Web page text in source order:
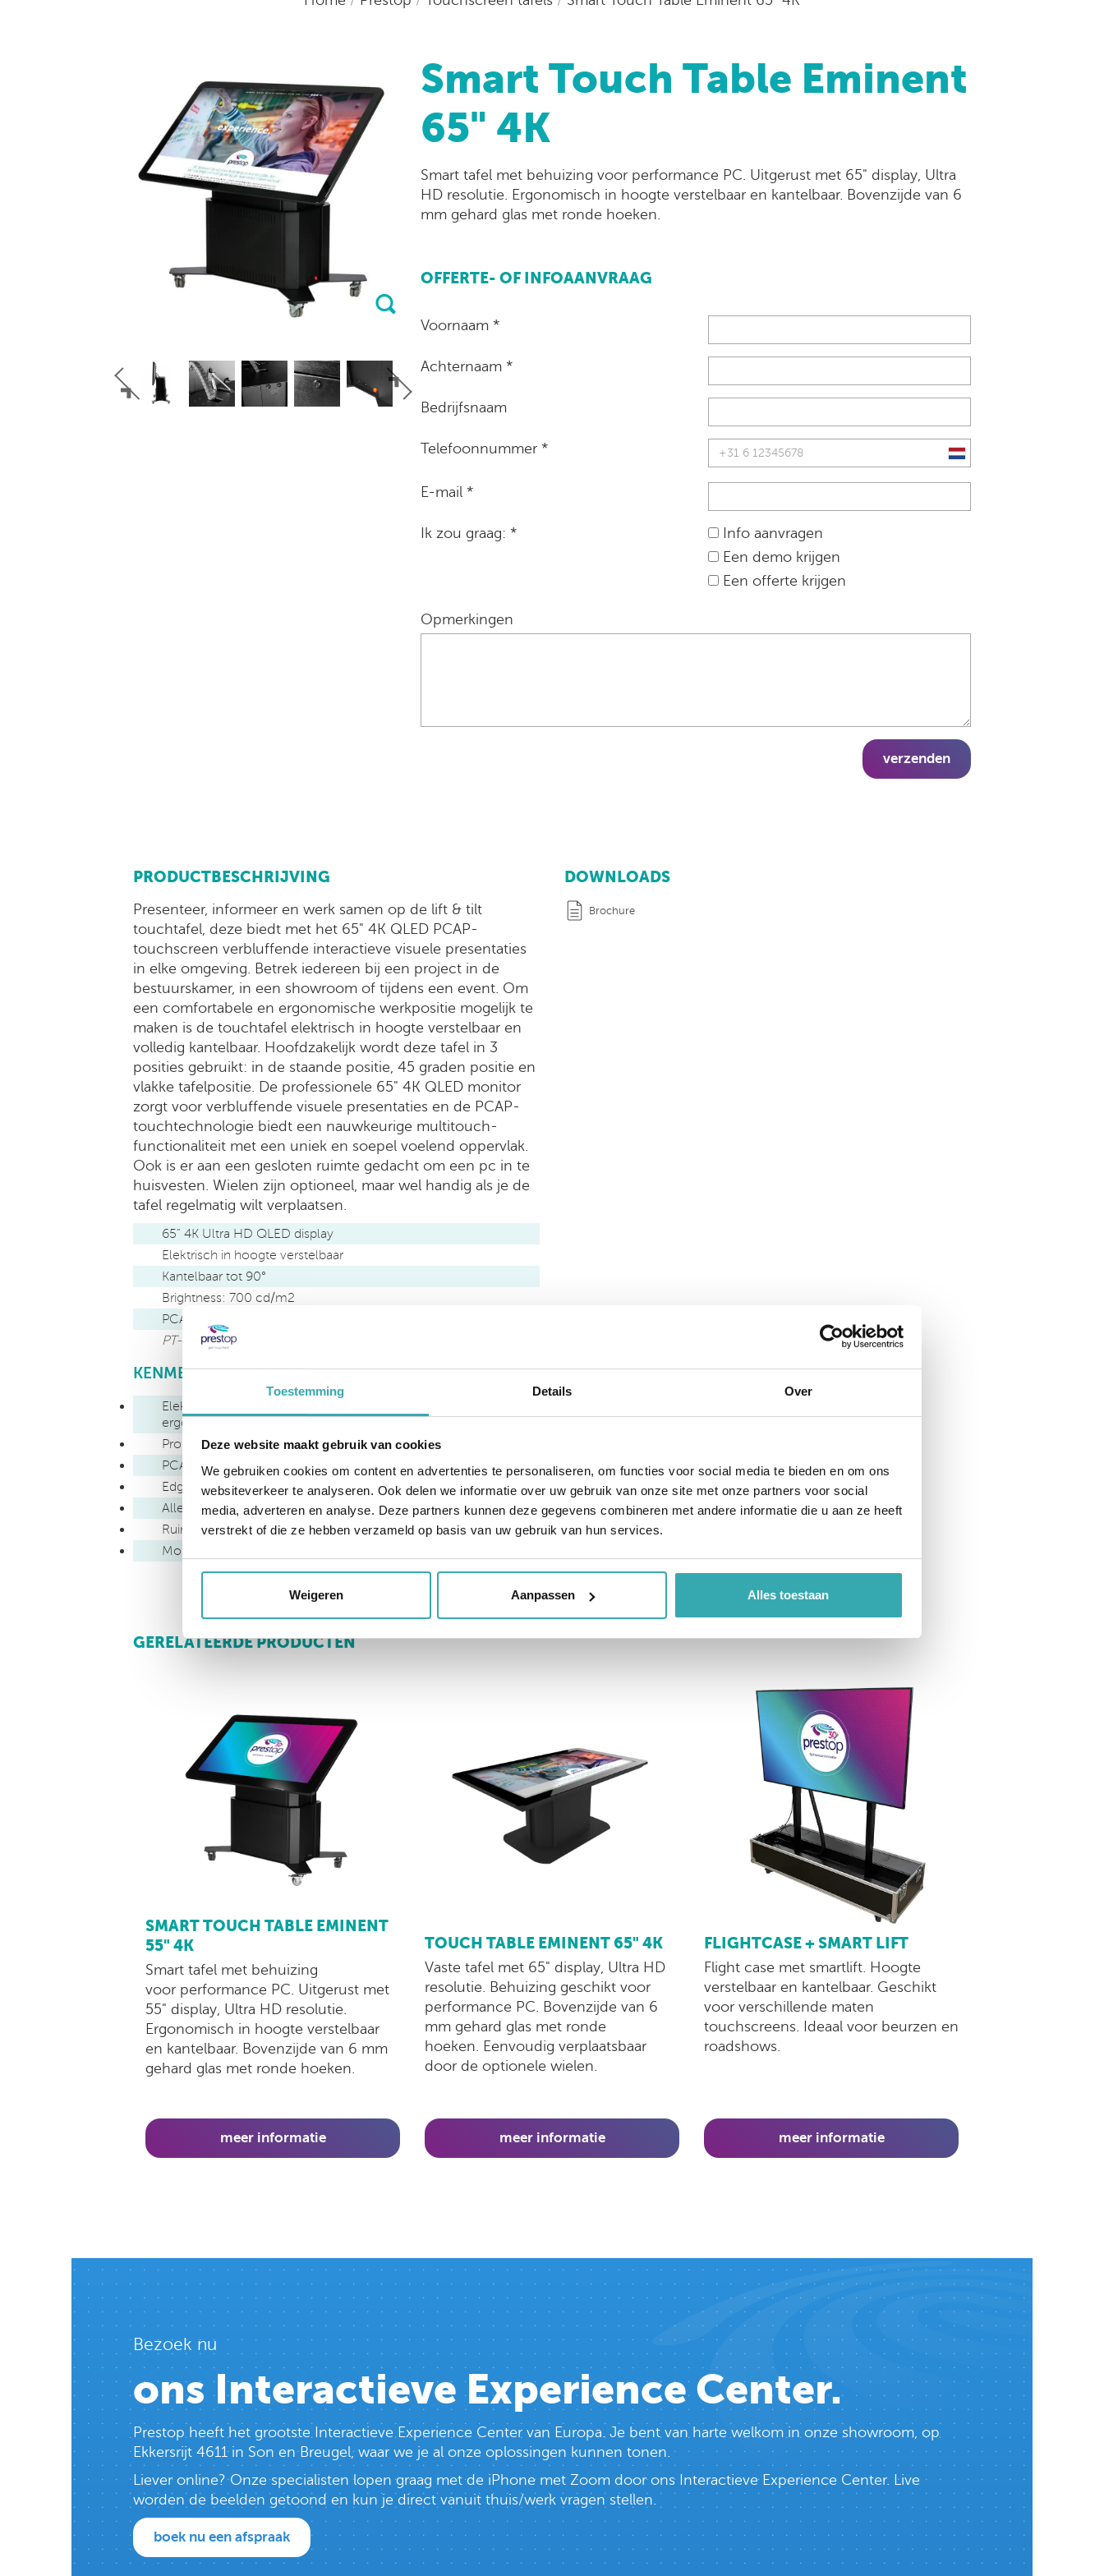
Toestemming Details Over
Deze website maakt gebruik van cookies
We gebruiken cookies om content en advertenties te personaliseren, om functies voor social media te bieden en om ons
websiteverkeer te analyseren. Ook delen we informatie over uw gebruik van onze site met onze partners voor social
media, adverteren en analyse. Deze partners kunnen deze gegevens combineren met andere informatie die u aan ze heeft
verstrekt of die ze hebben verzameld op basis van uw gebruik van hun services.
Weigeren Aanpassen Alles toestaan
Smart Touch Table Eminent
65" 4K
Smart tafel met behuizing voor performance PC. Uitgerust met 65" display, Ultra
HD resolutie. Ergonomisch in hoogte verstelbaar en kantelbaar. Bovenzijde van 6
mm gehard glas met ronde hoeken.
OFFERTE- OF INFOAANVRAAG
Voornaam *
Achternaam *
Bedrijfsnaam
Telefoonnummer *
E-mail *
Ik zou graag: *
Info aanvragen
Een demo krijgen
Een offerte krijgen
Opmerkingen
verzenden
DOWNLOADS
Brochure
PRODUCTBESCHRIJVING
Presenteer, informeer en werk samen op de lift & tilt
touchtafel, deze biedt met het 65" 4K QLED PCAP-
touchscreen verbluffende interactieve visuele presentaties
in elke omgeving. Betrek iedereen bij een project in de
bestuurskamer, in een showroom of tijdens een event. Om
een comfortabele en ergonomische werkpositie mogelijk te
maken is de touchtafel elektrisch in hoogte verstelbaar en
volledig kantelbaar. Hoofdzakelijk wordt deze tafel in 3
posities gebruikt: in de staande positie, 45 graden positie en
vlakke tafelpositie. De professionele 65" 4K QLED monitor
zorgt voor verbluffende visuele presentaties en de PCAP-
touchtechnologie biedt een nauwkeurige multitouch-
functionaliteit met een uniek en soepel voelend oppervlak.
Ook is er aan een gesloten ruimte gedacht om een pc in te
huisvesten. Wielen zijn optioneel, maar wel handig als je de
tafel regelmatig wilt verplaatsen.
65” 4K Ultra HD QLED display
Elektrisch in hoogte verstelbaar
Kantelbaar tot 90°
Brightness: 700 cd/m2
PCAP touchtechnologie
PT-TABLE-LIFT-TILT-EM65-4K
KENMERKEN:
Elektrisch verstelbaar in een comfortabele en
ergonomische positie
Professioneel 65" 4K Ultra HD QLED-monitor
PCAP-touchtechnologie met 10 gelijktijdige touchpunten
Edge-to-edge bezelfree 6 mm gehard glas
Alle kabels zijn verborgen
Ruimte voor een performance-werkstation
Mobiel: optioneel met wielen
GERELATEERDE PRODUCTEN
SMART TOUCH TABLE EMINENT
55" 4K
Smart tafel met behuizing
voor performance PC. Uitgerust met
55" display, Ultra HD resolutie.
Ergonomisch in hoogte verstelbaar
en kantelbaar. Bovenzijde van 6 mm
gehard glas met ronde hoeken.
meer informatie
TOUCH TABLE EMINENT 65" 4K
Vaste tafel met 65" display, Ultra HD
resolutie. Behuizing geschikt voor
performance PC. Bovenzijde van 6
mm gehard glas met ronde
hoeken. Eenvoudig verplaatsbaar
door de optionele wielen.
meer informatie
FLIGHTCASE + SMART LIFT
Flight case met smartlift. Hoogte
verstelbaar en kantelbaar. Geschikt
voor verschillende maten
touchscreens. Ideaal voor beurzen en
roadshows.
meer informatie
Bezoek nu
ons Interactieve Experience Center.
Prestop heeft het grootste Interactieve Experience Center van Europa. Je bent van harte welkom in onze showroom, op
Ekkersrijt 4611 in Son en Breugel, waar we je al onze oplossingen kunnen tonen.
Liever online? Onze specialisten lopen graag met de iPhone met Zoom door ons Interactieve Experience Center. Live
worden de beelden getoond en kun je direct vanuit thuis/werk vragen stellen.
boek nu een afspraak